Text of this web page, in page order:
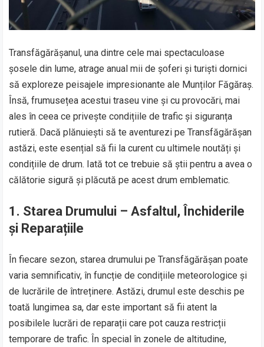
Transfăgărășanul, una dintre cele mai spectaculoase
șosele din lume, atrage anual mii de șoferi și turiști dornici
să exploreze peisajele impresionante ale Munților Făgăraș.
Însă, frumusețea acestui traseu vine și cu provocări, mai
ales în ceea ce privește condițiile de trafic și siguranța
rutieră. Dacă plănuiești să te aventurezi pe Transfăgărășan
astăzi, este esențial să fii la curent cu ultimele noutăți și
condițiile de drum. Iată tot ce trebuie să știi pentru a avea o
călătorie sigură și plăcută pe acest drum emblematic.
1. Starea Drumului – Asfaltul, Închiderile
și Reparațiile
În fiecare sezon, starea drumului pe Transfăgărășan poate
varia semnificativ, în funcție de condițiile meteorologice și
de lucrările de întreținere. Astăzi, drumul este deschis pe
toată lungimea sa, dar este important să fii atent la
posibilele lucrări de reparații care pot cauza restricții
temporare de trafic. În special în zonele de altitudine,